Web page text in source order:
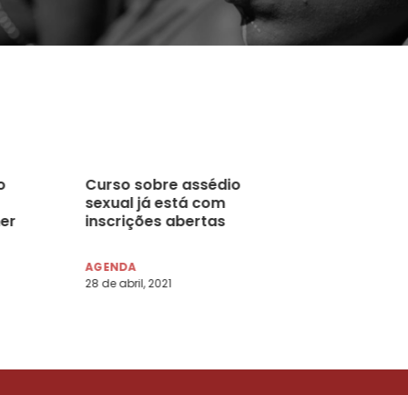
Curso sobre assédio
sexual já está com
inscrições abertas
AGENDA
28 de abril, 2021